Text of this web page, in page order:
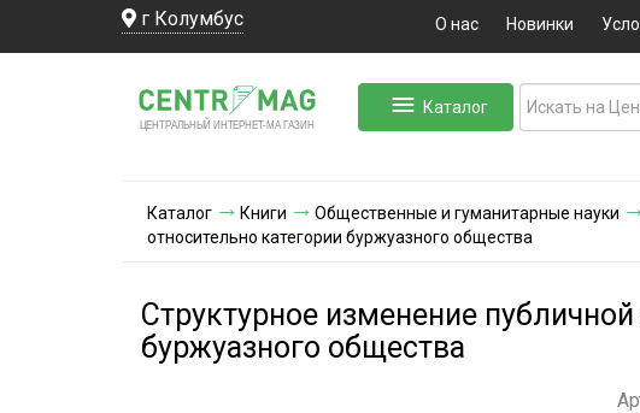
г Колумбус О нас Новинки
ЦЕНТРАЛЬНЫЙ ИНТЕРНЕТ-МА ГАЗИН
Каталог
Каталог Книги Общественные и гуманитарные науки
относительно категории буржуазного общества
Структурное изменение
буржуазного общества